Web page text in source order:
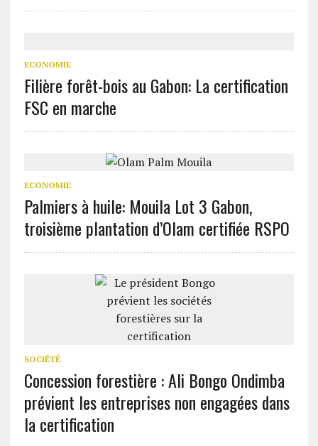
ECONOMIE
Filière forêt-bois au Gabon: La certification
FSC en marche
ECONOMIE
Palmiers à huile: Mouila Lot 3 Gabon,
troisième plantation d’Olam certifiée RSPO
SOCIÉTÉ
Concession forestière : Ali Bongo Ondimba
prévient les entreprises non engagées dans
la certification